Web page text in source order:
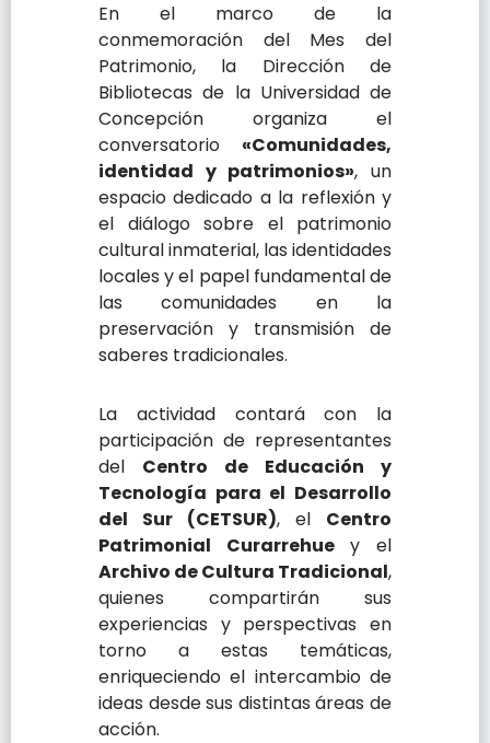
En el marco de la
conmemoración del Mes del
Patrimonio, la Dirección de
Bibliotecas de la Universidad de
Concepción organiza el
conversatorio «Comunidades,
identidad y patrimonios», un
espacio dedicado a la reflexión y
el diálogo sobre el patrimonio
cultural inmaterial, las identidades
locales y el papel fundamental de
las comunidades en la
preservación y transmisión de
saberes tradicionales.
La actividad contará con la
participación de representantes
del Centro de Educación y
Tecnología para el Desarrollo
del Sur (CETSUR), el Centro
Patrimonial Curarrehuey el
Archivo de Cultura Tradicional,
quienes compartirán sus
experiencias y perspectivas en
torno a estas temáticas,
enriqueciendo el intercambio de
ideas desde sus distintas áreas de
acción.